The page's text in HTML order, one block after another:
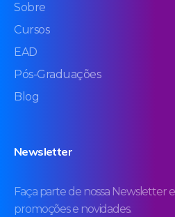
Sobre
Cursos
EAD
Pós-Graduações
Blog
Newsletter
Faça parte de nossa Newsletter
promoções e novidades.